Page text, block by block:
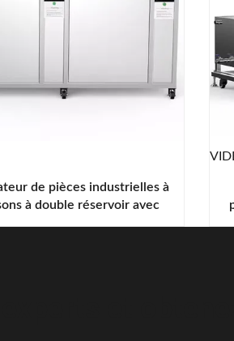
de pièces industrielles à
à double réservoir avec